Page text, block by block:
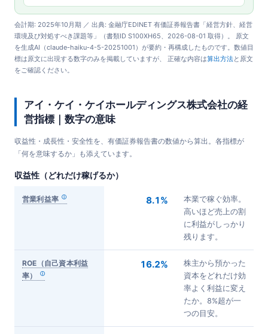
会計期: 2025年10月期 ／ 出典: 金融庁EDINET 有価証券報告書「経営方針、経営
環境及び対処すべき課題等」（書類ID S100XH65、2026-08-01 取得）。 原文
を生成AI（claude-haiku-4-5-20251001）が要約・再構成したものです。数値目
標は原文に出現する数字のみを掲載していますが、 正確な内容は算出方法と原文
をご確認ください。
アイ・ケイ・ケイホールディングス株式会社の経
営指標｜数字の意味
収益性・成長性・安全性を、有価証券報告書の数値から算出。各指標が
「何を意味するか」も添えています。
収益性（どれだけ稼げるか）
営業利益率 8.1%
本業で稼ぐ効率。
高いほど売上の割
に利益がしっかり
残ります。
ROE（自己資本利益
率）
16.2%
株主から預かった
資本をどれだけ効
率よく利益に変え
たか。8%超が一
つの目安。